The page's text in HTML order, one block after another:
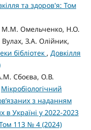
та здоров'я: Том
М.М. Омельченко, Н.О.
З.А. Олійник,
бібліотек , Довкілля
Сбоєва, О.В.
Мікробіологічний
з наданням
в Україні у 2022-2023
113 № 4 (2024)